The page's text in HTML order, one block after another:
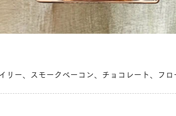
リー、スモークベーコン、チョコレート、フロ